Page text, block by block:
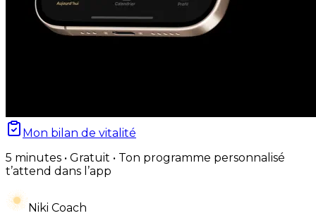
Mon bilan de vitalité
5 minutes • Gratuit • Ton programme personnalisé
t’attend dans l’app
Niki Coach